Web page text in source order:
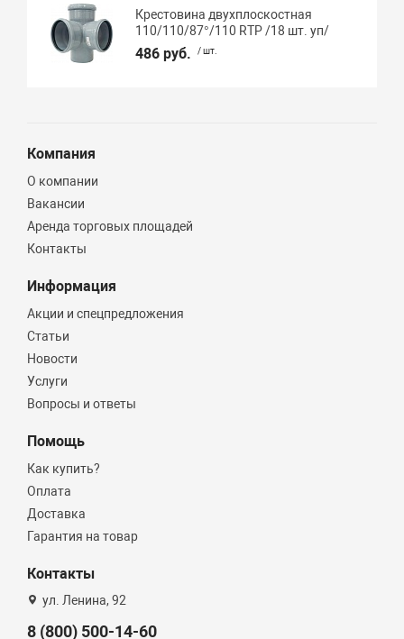
Крестовина двухплоскостная
110/110/87°/110 RTP /18 шт. уп/
486 руб. / шт.
Компания
О компании
Вакансии
Аренда торговых площадей
Контакты
Информация
Акции и спецпредложения
Статьи
Новости
Услуги
Вопросы и ответы
Помощь
Как купить?
Оплата
Доставка
Гарантия на товар
Контакты
ул. Ленина, 92
8 (800) 500-14-60